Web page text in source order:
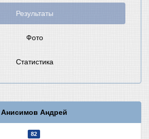
Результаты
Фото
Статистика
Анисимов Андрей
82